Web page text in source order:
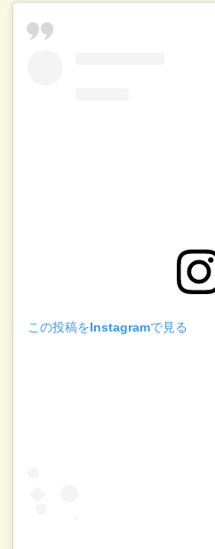
この投稿をInstagramで見る